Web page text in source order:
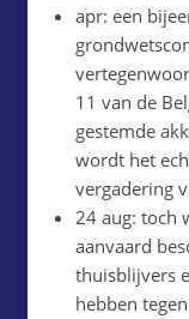
apr: een
11 van de
gestemde
wordt het
vergadering
24 aug: toch
aanvaard
thuisblijvers
hebben